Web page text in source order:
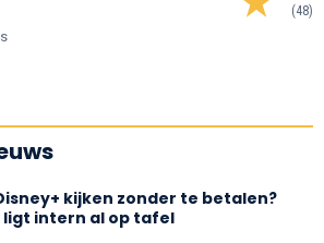
(48)
kijken zonder te betalen?
ligt intern al op tafel